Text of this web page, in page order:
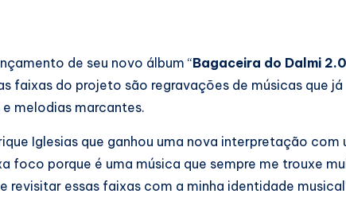
de seu novo álbum “Bagaceira do Dalmi 2.0
faixas do projeto são regravações de músicas que já
melodias marcantes.
Iglesias que ganhou uma nova interpretação com
foco porque é uma música que sempre me trouxe
essas faixas com a minha identidade